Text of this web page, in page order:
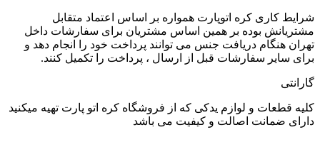
شرایط کاری کره اتوپارت همواره بر اساس اعتماد متقابل
مشتریانش بوده بر همین اساس مشتریان برای سفارشات داخل
تهران هنگام دریافت جنس می توانند پرداخت خود را انجام دهد و
برای سایر سفارشات قبل از ارسال ، پرداخت را تکمیل کنند.
گارانتی
کلیه قطعات و لوازم یدکی که از فروشگاه کره اتو پارت تهیه میکنید
دارای ضمانت اصالت و کیفیت می باشد